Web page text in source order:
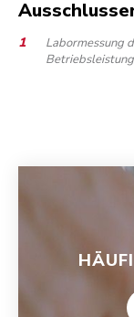
Labormessung